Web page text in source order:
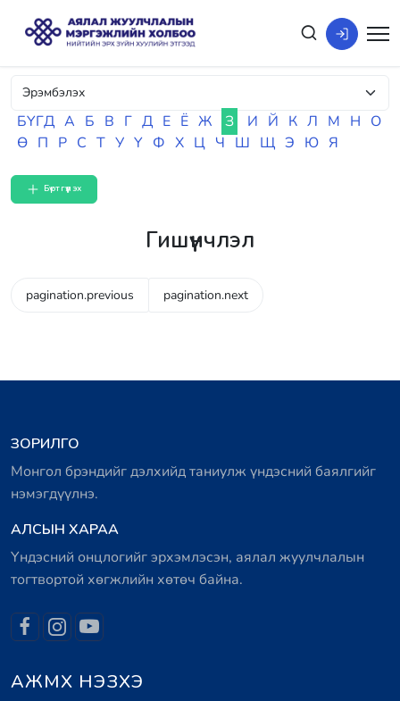
БҮГД А Б В Г Д Е Ё Ж З И Й К Л М Н О
Ө П Р С Т У Ү Ф Х Ц Ч Ш Щ Э Ю Я
Бүртгүүлэх
Гишүүнчлэл
pagination.previous pagination.next
ЗОРИЛГО
Монгол брэндийг дэлхийд таниулж үндэсний баялгийг
нэмэгдүүлнэ.
АЛСЫН ХАРАА
Үндэсний онцлогийг эрхэмлэсэн, аялал жуулчлалын
тогтвортой хөгжлийн хөтөч байна.
АЖМХ НЭЗХЭ